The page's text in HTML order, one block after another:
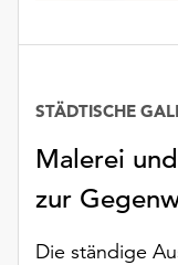
Malerei
zur
Die ständige
Datum